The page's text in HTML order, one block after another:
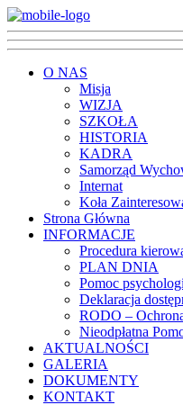
O NAS
Misja
WIZJA
SZKOŁA
HISTORIA
KADRA
Samorząd
Internat
Koła
Strona Główna
INFORMACJE
Procedura
PLAN DNIA
Pomoc
Deklaracja
RODO –
Nieodpłatna
AKTUALNOŚCI
GALERIA
DOKUMENTY
KONTAKT